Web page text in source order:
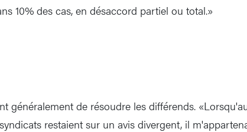
10% des cas, en désaccord partiel ou total.»
généralement de résoudre les différends.
restaient sur un avis divergent, il